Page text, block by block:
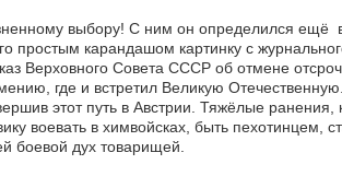
выбору! С ним он определился ещё
простым карандашом картинку с
Верховного Совета СССР об отмене
где и встретил Великую
этот путь в Австрии. Тяжёлые
воевать в химвойсках, быть пехотинцем,
боевой дух товарищей.